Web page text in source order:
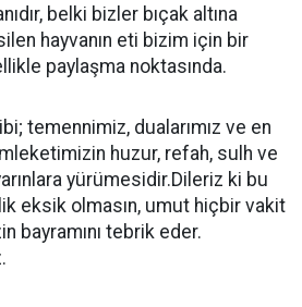
belki bizler bıçak altına
hayvanın eti bizim için bir
paylaşma noktasında.
temennimiz, dualarımız ve en
huzur, refah, sulh ve
yürümesidir.Dileriz ki bu
eksik olmasın, umut hiçbir vakit
bayramını tebrik eder.